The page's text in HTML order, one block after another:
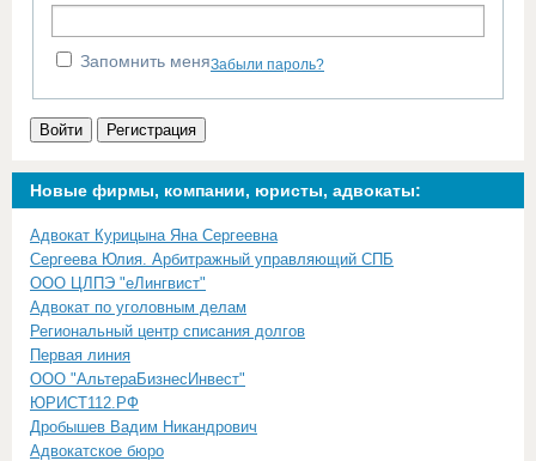
Запомнить меняЗабыли пароль?
Войти Регистрация
Новые фирмы, компании, юристы, адвокаты:
Адвокат Курицына Яна Сергеевна
Сергеева Юлия. Арбитражный управляющий СПБ
ООО ЦЛПЭ "еЛингвист"
Адвокат по уголовным делам
Региональный центр списания долгов
Первая линия
ООО "АльтераБизнесИнвест"
ЮРИСТ112.РФ
Дробышев Вадим Никандрович
Адвокатское бюро